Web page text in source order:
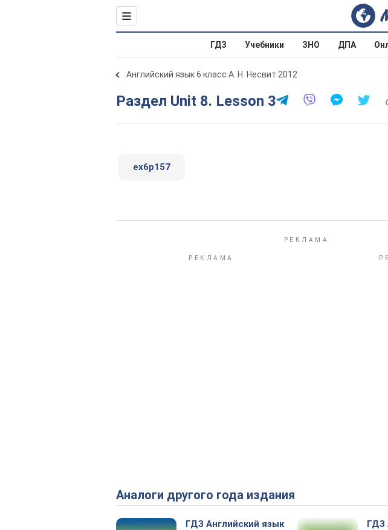
ГДЗ Учебники ЗНО ДПА
Английский язык 6 класс А. Н. Несвит 2012
Раздел Unit 8. Lesson 3
ex6p157
Аналоги другого года издания
ГДЗ Английский язык
ГДЗ